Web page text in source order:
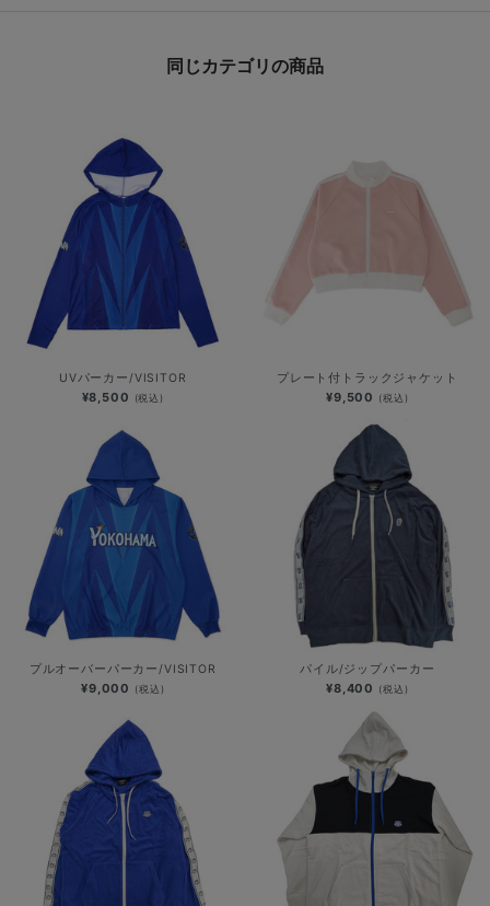
同じカテゴリの商品
UVパーカー/VISITOR
¥8,500 (税込)
プレート付トラックジャケット
¥9,500 (税込)
プルオーバーパーカー/VISITOR
¥9,000 (税込)
パイル/ジップパーカー
¥8,400 (税込)